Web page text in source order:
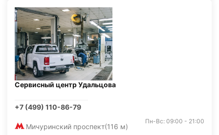
Сервисный центр Удальцова
+7 (499) 110-86-79
Мичуринский проспект(116 м)
Пн-Вс: 09:00 - 21:00